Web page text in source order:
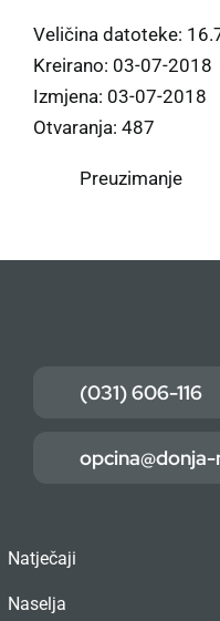
Veličina datoteke:
Kreirano: 03-07-2018
Izmjena: 03-07-2018
Otvaranja: 487
Preuzimanje
(031) 606-116
Natječaji
Naselja